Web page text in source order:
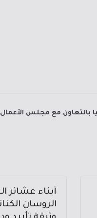
بالتعاون مع مجلس الأعمال
أبناء عشائر
الروسان